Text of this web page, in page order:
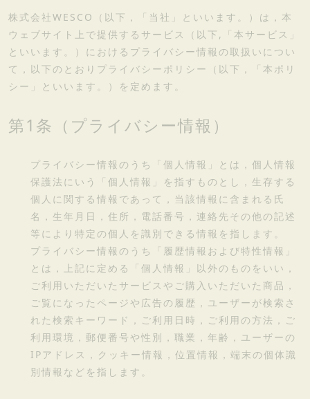
株式会社WESCO（以下，「当社」といいます。）は，本
ウェブサイト上で提供するサービス（以下,「本サービス」
といいます。）におけるプライバシー情報の取扱いについ
て，以下のとおりプライバシーポリシー（以下，「本ポリ
シー」といいます。）を定めます。
第1条（プライバシー情報）
プライバシー情報のうち「個人情報」とは，個人情報
保護法にいう「個人情報」を指すものとし，生存する
個人に関する情報であって，当該情報に含まれる氏
名，生年月日，住所，電話番号，連絡先その他の記述
等により特定の個人を識別できる情報を指します。
プライバシー情報のうち「履歴情報および特性情報」
とは，上記に定める「個人情報」以外のものをいい，
ご利用いただいたサービスやご購入いただいた商品，
ご覧になったページや広告の履歴，ユーザーが検索さ
れた検索キーワード，ご利用日時，ご利用の方法，ご
利用環境，郵便番号や性別，職業，年齢，ユーザーの
IPアドレス，クッキー情報，位置情報，端末の個体識
別情報などを指します。